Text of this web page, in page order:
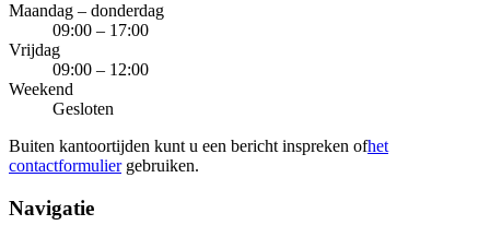
Maandag – donderdag
09:00 – 17:00
Vrijdag
09:00 – 12:00
Weekend
Gesloten
Buiten kantoortijden kunt u een bericht inspreken ofhet
contactformulier gebruiken.
Navigatie